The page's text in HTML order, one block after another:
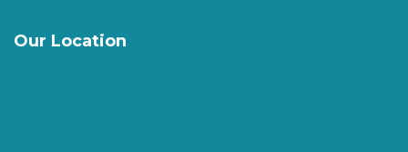
|| Published: May 19, 2026
Our Location